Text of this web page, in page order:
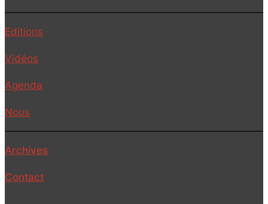
Editions
Vidéos
Agenda
Nous
Archives
Contact